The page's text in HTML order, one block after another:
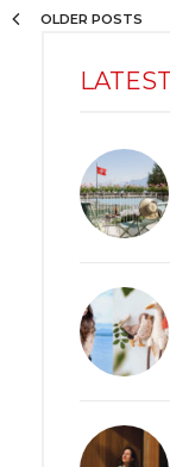
OLDER POSTS